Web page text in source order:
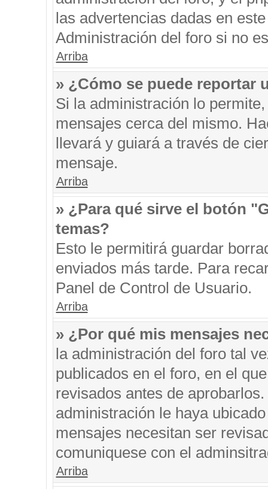
las advertencias dadas en
Administración del foro si no
Arriba
» ¿Cómo se puede reportar
Si la administración lo
mensajes cerca del mismo.
llevará y guiará a través de
mensaje.
Arriba
» ¿Para qué sirve el botón
temas?
Esto le permitirá guardar
enviados más tarde. Para
Panel de Control de Usuario.
Arriba
» ¿Por qué mis mensajes
la administración del foro tal
publicados en el foro, en el
revisados antes de
administración le haya
mensajes necesitan ser
comuniquese con el
Arriba